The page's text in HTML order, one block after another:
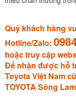
Quý khách hàng
Hotline/Zalo:
hoặc truy cập
Để nhận được hỗ
Toyota Việt Nam
TOYOTA Sông